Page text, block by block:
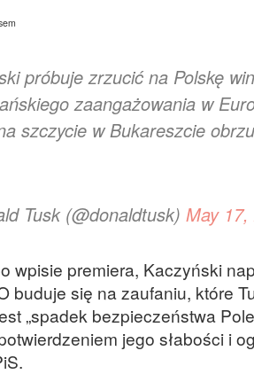
próbuje zrzucić na Polskę
zaangażowania w
szczycie w Bukareszcie
Tusk (@donaldtusk) May
wpisie premiera, Kaczyński
buduje się na zaufaniu, które
„spadek bezpieczeństwa
jego słabości i